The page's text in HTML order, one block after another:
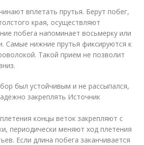
вплетать прутья. Берут побег,
края, осуществляют
побега напоминает восьмерку или
Самые нижние прутья фиксируются к
Такой прием не позволит
был устойчивым и не рассыпался,
закреплять Источник
концы веток закрепляют с
периодически меняют ход плетения
Если длина побега заканчивается